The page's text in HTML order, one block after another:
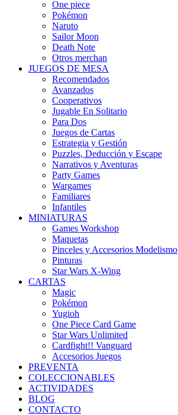
One piece
Pokémon
Naruto
Sailor Moon
Death Note
Otros merchan
JUEGOS DE MESA
Recomendados
Avanzados
Cooperativos
Jugable En Solitario
Para Dos
Juegos de Cartas
Estrategia y Gestión
Puzzles, Deducción y Escape
Narrativos y Aventuras
Party Games
Wargames
Familiares
Infantiles
MINIATURAS
Games Workshop
Maquetas
Pinceles y Accesorios Modelismo
Pinturas
Star Wars X-Wing
CARTAS
Magic
Pokémon
Yugioh
One Piece Card Game
Star Wars Unlimited
Cardfight!! Vanguard
Accesorios Juegos
PREVENTA
COLECCIONABLES
ACTIVIDADES
BLOG
CONTACTO